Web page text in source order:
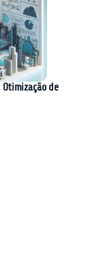
Otimização de